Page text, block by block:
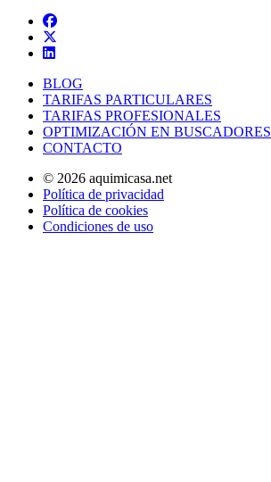
BLOG
TARIFAS PARTICULARES
TARIFAS PROFESIONALES
OPTIMIZACIÓN EN BUSCADORES
CONTACTO
© 2026 aquimicasa.net
Política de privacidad
Política de cookies
Condiciones de uso